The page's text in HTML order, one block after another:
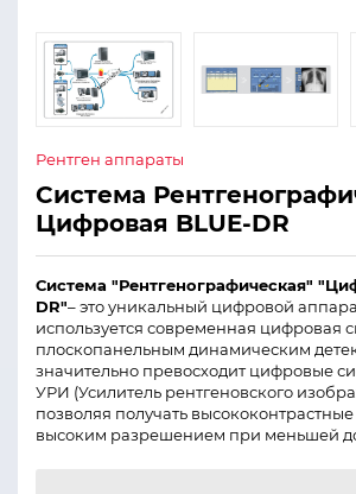
Рентген аппараты
Система
Цифровая BLUE-DR
Система "Рентгенографическая"
DR"– это уникальный цифровой
используется современная цифровая
плоскопанельным динамическим
значительно превосходит цифровые
УРИ (Усилитель рентгеновского
позволяя получать
высоким разрешением при меньшей